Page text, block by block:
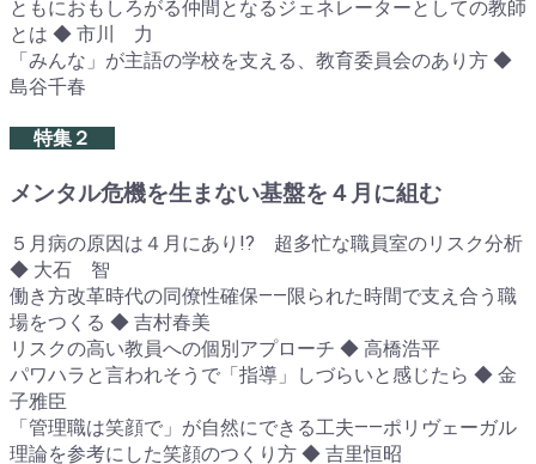
ともにおもしろがる仲間となるジェネレーターとしての教師
とは ◆ 市川 力
「みんな」が主語の学校を支える、教育委員会のあり方 ◆
島谷千春
特集２
メンタル危機を生まない基盤を４月に組む
５月病の原因は４月にあり!? 超多忙な職員室のリスク分析
◆ 大石 智
働き方改革時代の同僚性確保――限られた時間で支え合う職
場をつくる ◆ 吉村春美
リスクの高い教員への個別アプローチ ◆ 高橋浩平
パワハラと言われそうで「指導」しづらいと感じたら ◆ 金
子雅臣
「管理職は笑顔で」が自然にできる工夫――ポリヴェーガル
理論を参考にした笑顔のつくり方 ◆ 吉里恒昭